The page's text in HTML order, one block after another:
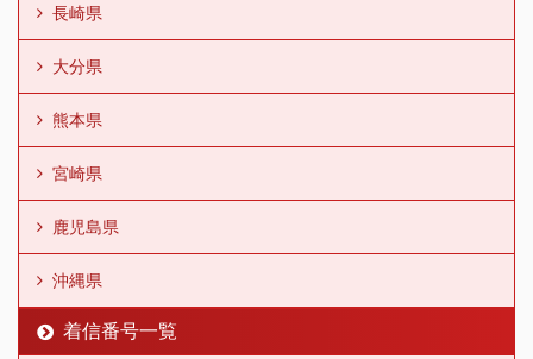
長崎県
大分県
熊本県
宮崎県
鹿児島県
沖縄県
着信番号一覧